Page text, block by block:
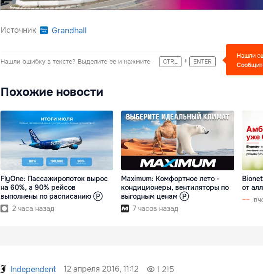
Источник Grandhall
Нашли ошибку в тексте? Выделите ее и нажмите CTRL + ENTER
Нашли
Похожие новости
FlyOne: Пассажиропоток вырос
на 60%, а 90% рейсов
выполнены по расписанию Ⓟ
2 часа назад
Maximum: Комфортное лето -
кондиционеры, вентиляторы по
выгодным ценам Ⓟ
7 часов назад
от
Independent 12 апреля 2016, 11:12 1 215